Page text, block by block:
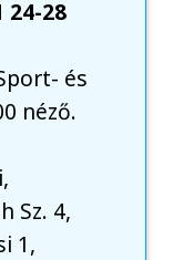
24-28
és
néző.
Sz. 4,
1,